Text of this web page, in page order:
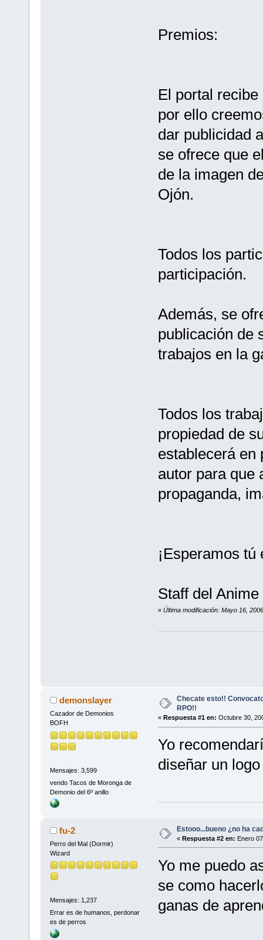
Premios:
El portal
por ello
dar publicidad
se ofrece que
de la imagen
Ojón.
Todos los
participación.
Además, se
publicación de
trabajos en la
Todos los
propiedad de
establecerá en
autor para que
propaganda,
¡Esperamos
Staff del
« Última modificación: Mayo 16,
demonslayer
Cazador de Demonios
BOFH
Mensajes: 3,599
vendo Tacos de Moronga de
Demonio del 6º anillo
Checate esto!!
RPO!!
« Respuesta #1 en: Octubre 30,
Yo
diseñar un
fu-2
Perro del Mal (Dormir)
Wizard
Mensajes: 1,237
Errar es de humanos, perdonar
es de perros
Estooo...bueno ¿no ha
« Respuesta #2 en: Enero
Yo me puedo
se como
ganas de